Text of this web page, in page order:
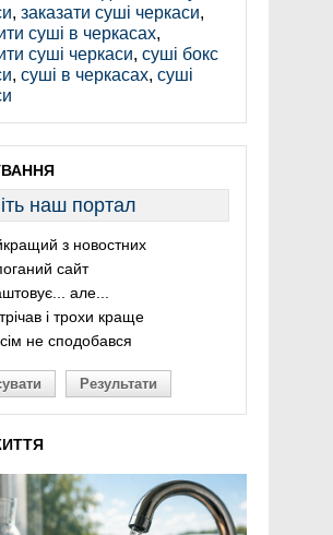
, заказати суші черкаси,
суші в черкасах,
суші черкаси, суші бокс
, суші в черкасах, суші
наш портал
з новостних
сайт
але...
і трохи краще
не сподобався
Результати